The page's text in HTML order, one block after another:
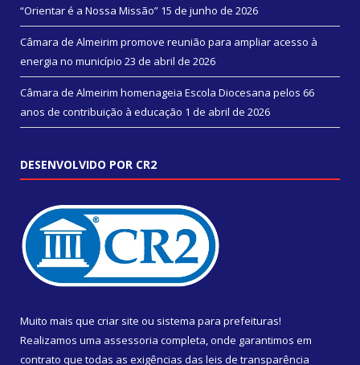
“Orientar é a Nossa Missão” 15 de junho de 2026
Câmara de Almeirim promove reunião para ampliar acesso à
energia no município 23 de abril de 2026
Câmara de Almeirim homenageia Escola Diocesana pelos 66
anos de contribuição à educação 1 de abril de 2026
DESENVOLVIDO POR CR2
Muito mais que criar site ou sistema para prefeituras!
Realizamos uma assessoria completa, onde garantimos em
contrato que todas as exigências das leis de transparência